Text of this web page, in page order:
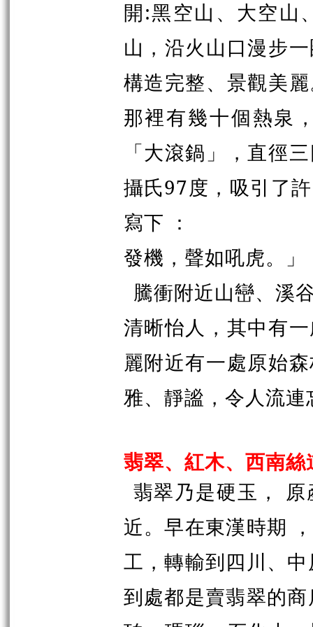
開:黑空山、大空山
山，沿火山口漫步
構造完整、景觀美
那裡有幾十個熱泉
「大滾鍋」，直徑
攝氏97度，吸引了
寫下 ：
發機，聲如吼虎。」
騰衝附近山巒、溪
清晰怡人，其中有
麗附近有一處原始
雅、靜謐，令人流連
翡翠、紅木、西南絲
翡翠乃是硬玉，
近。早在東漢時期
工，轉輸到四川、
到處都是賣翡翠的